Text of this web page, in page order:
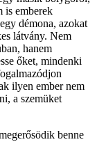
is emberek
démona, azokat
látvány. Nem
hanem
őket, mindenki
ilyen ember nem
a szemüket
benne